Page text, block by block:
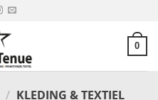
0
/ KLEDING & TEXTIEL